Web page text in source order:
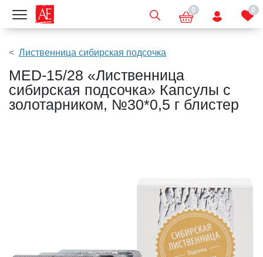
Показать меню 0 0
Лиственница сибирская подсочка
MED-15/28 «Лиственница
сибирская подсочка» Капсулы с
золотарником, №30*0,5 г блистер